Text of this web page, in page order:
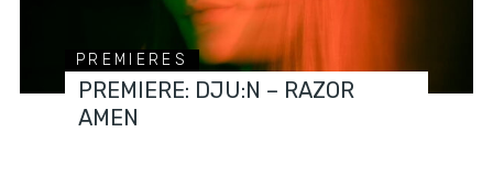
PREMIERES
PREMIERE: DJU:N – RAZOR
AMEN